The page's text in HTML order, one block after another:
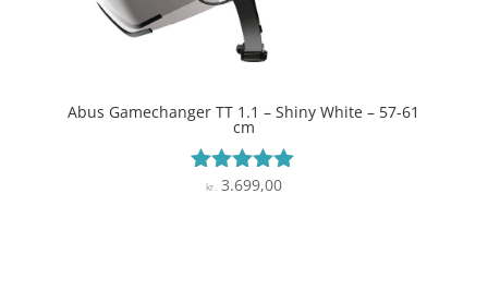
Abus Gamechanger TT 1.1 – Shiny White – 57-61
cm
Vurderet
kr.3.699,00